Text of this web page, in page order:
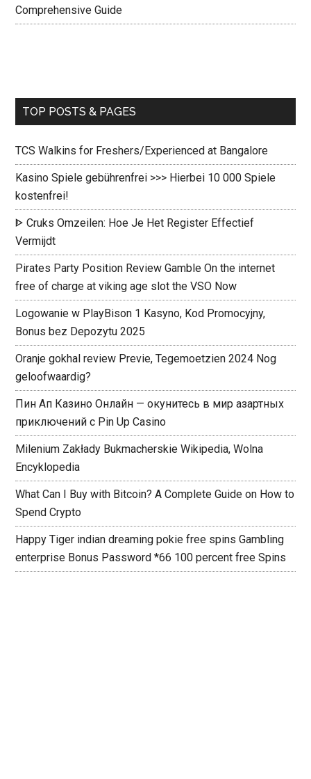
Comprehensive Guide
TOP POSTS & PAGES
TCS Walkins for Freshers/Experienced at Bangalore
Kasino Spiele gebührenfrei >>> Hierbei 10 000 Spiele
kostenfrei!
ᐈ Cruks Omzeilen: Hoe Je Het Register Effectief
Vermijdt ️
Pirates Party Position Review Gamble On the internet
free of charge at viking age slot the VSO Now
Logowanie w PlayBison 1 Kasyno, Kod Promocyjny,
Bonus bez Depozytu 2025
Oranje gokhal review Previe, Tegemoetzien 2024 Nog
geloofwaardig?
Пин Ап Казино Онлайн — окунитесь в мир азартных
приключений с Pin Up Casino
Milenium Zakłady Bukmacherskie Wikipedia, Wolna
Encyklopedia
What Can I Buy with Bitcoin? A Complete Guide on How to
Spend Crypto
Happy Tiger indian dreaming pokie free spins Gambling
enterprise Bonus Password *66 100 percent free Spins